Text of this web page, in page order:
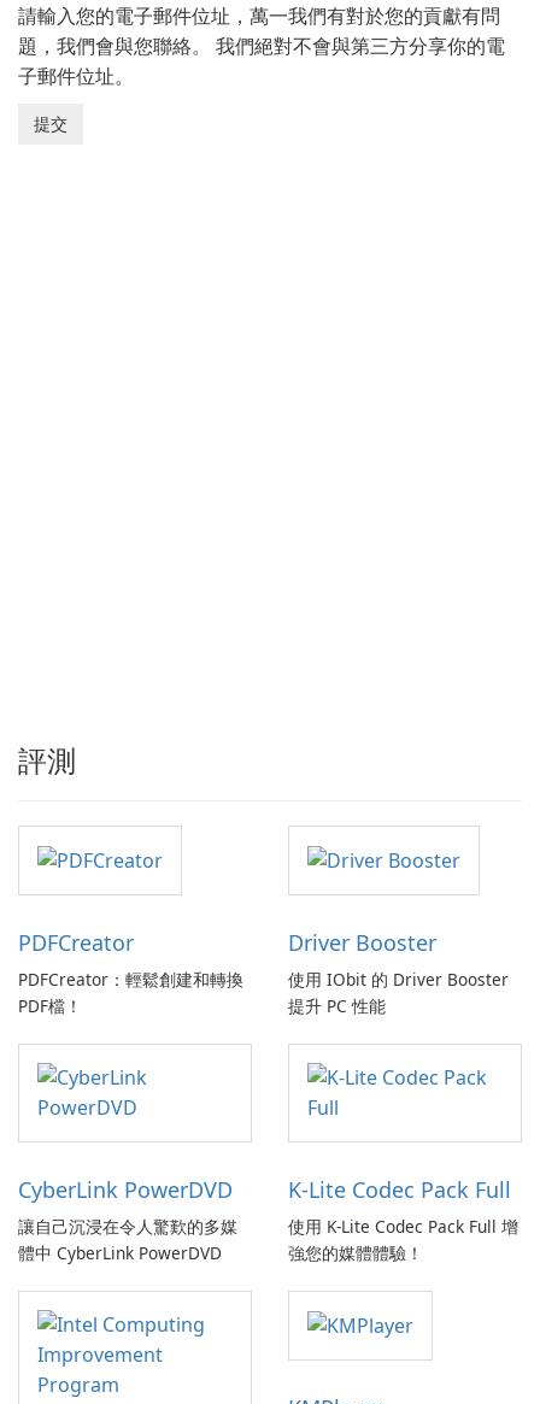
請輸入您的電子郵件位址，萬一我們有對於您的貢獻有問
題，我們會與您聯絡。 我們絕對不會與第三方分享你的電
子郵件位址。
評測
PDFCreator
PDFCreator：輕鬆創建和轉換
PDF檔！
Driver Booster
使用 IObit 的 Driver Booster
提升 PC 性能
CyberLink PowerDVD
讓自己沉浸在令人驚歎的多媒
體中 CyberLink PowerDVD
K-Lite Codec Pack Full
使用 K-Lite Codec Pack Full 增
強您的媒體體驗！